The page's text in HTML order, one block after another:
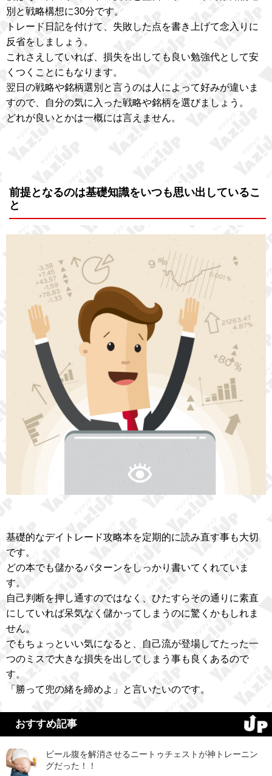
別と戦略構想に30分です。
トレード日記を付けて、失敗した点を書き上げて念入りに
反省をしましょう。
これさえしていれば、損失を出しても良い勉強代として安
くつくことにもなります。
翌日の戦略や銘柄選別と言うのは人によって好みが違いま
すので、自分の気に入った戦略や銘柄を選びましょう。
どれが良いとかは一概には言えません。
前提となるのは基礎知識をいつも思い出しているこ
と
基礎的なデイトレード攻略本を定期的に読み直す事も大切
です。
どの本でも儲かるパターンをしっかり書いてくれていま
す。
自己判断を押し通すのではなく、ひたすらその通りに素直
にしていれば呆気なく儲かってしまうのに驚くかもしれま
せん。
でもちょっといい気になると、自己流が登場してたった一
つのミスで大きな損失を出してしまう事も良くあるので
す。
「勝って兜の緒を締めよ」と言いたいのです。
おすすめ記事
ビール腹を解消させるニートゥチェストが神トレーニン
グだった！！